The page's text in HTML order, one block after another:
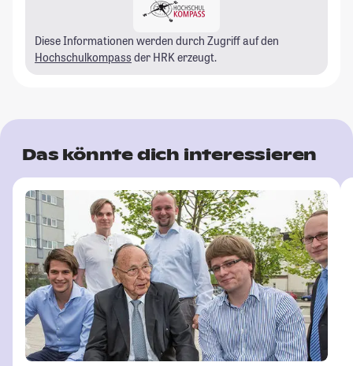
Diese Informationen werden durch Zugriff auf den
Hochschulkompass der HRK erzeugt.
Das könnte dich interessieren